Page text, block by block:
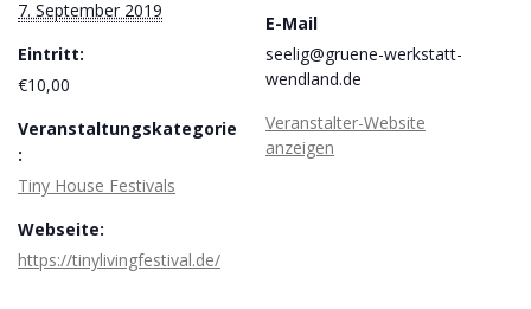
7. September 2019
Eintritt:
€10,00
Veranstaltungskategorie
:
Tiny House Festivals
Webseite:
https://tinylivingfestival.de/
E-Mail
seelig@gruene-werkstatt-
wendland.de
Veranstalter-Website
anzeigen